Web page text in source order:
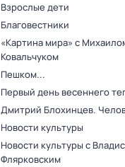
Взрослые дети
Благовестники
«Картина мира» с
Ковальчуком
Пешком...
Первый день весеннего
Дмитрий Блохинцев.
Новости культуры
Новости культуры с
Флярковским